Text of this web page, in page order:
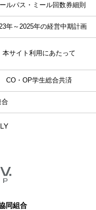
ルパス・ミール回数券細則
年～2025年の経営中期計画
本サイト利用にあたって
CO・OP学生総合共済
合
同組合